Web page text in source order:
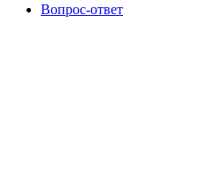
Вопрос-ответ